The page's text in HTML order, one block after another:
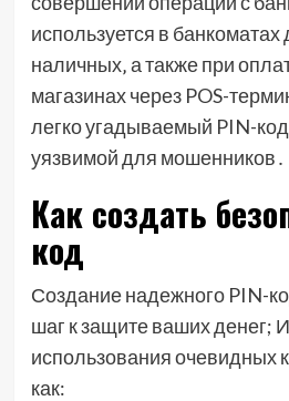
используется в банкоматах
наличных‚ а также при
магазинах через POS-
легко угадываемый PIN-
уязвимой для мошенников․
Как создать
код
Создание надежного PIN-
шаг к защите ваших денег;
использования очевидных
как: